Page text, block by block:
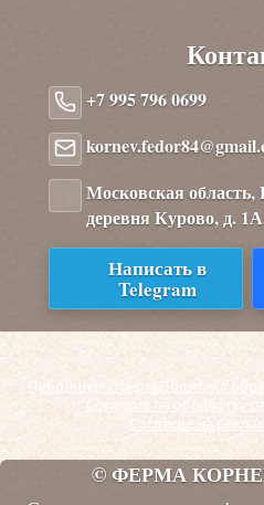
+7 995 796 0699
Московская
деревня Курово, д.
Написать в
Telegram
Публичная оферта Политика
Согласие на обработку
Согласие на
© ФЕРМА